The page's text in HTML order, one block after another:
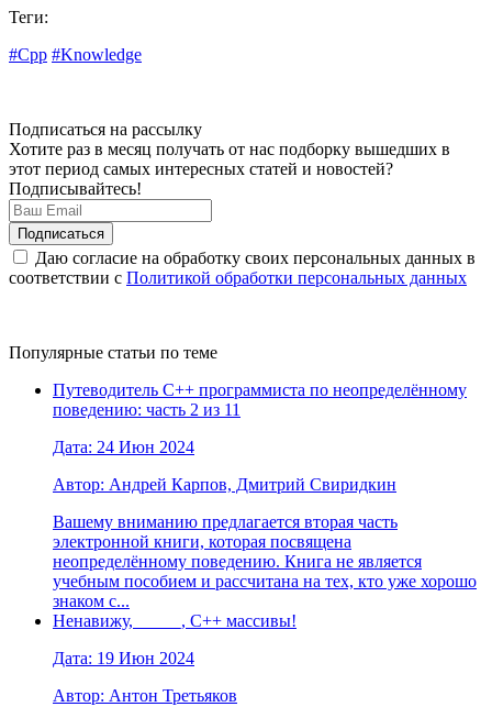
Теги:
#Cpp #Knowledge
Подписаться на рассылку
Хотите раз в месяц получать от нас подборку вышедших в
этот период самых интересных статей и новостей?
Подписывайтесь!
Даю согласие на обработку своих персональных данных в
соответствии с Политикой обработки персональных данных
Популярные статьи по теме
Путеводитель C++ программиста по неопределённому
поведению: часть 2 из 11
Дата: 24 Июн 2024
Автор: Андрей Карпов, Дмитрий Свиридкин
Вашему вниманию предлагается вторая часть
электронной книги, которая посвящена
неопределённому поведению. Книга не является
учебным пособием и рассчитана на тех, кто уже хорошо
знаком с...
Ненавижу, _____, C++ массивы!
Дата: 19 Июн 2024
Автор: Антон Третьяков